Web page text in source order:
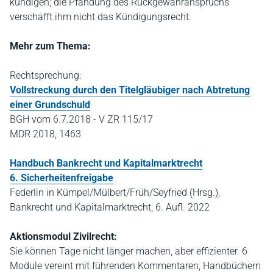
verschafft ihm nicht das Kündigungsrecht.
Mehr zum Thema:
Rechtsprechung:
Vollstreckung durch den Titelgläubiger nach Abtretung
einer Grundschuld
BGH vom 6.7.2018 - V ZR 115/17
MDR 2018, 1463
Handbuch Bankrecht und Kapitalmarktrecht
6. Sicherheitenfreigabe
Federlin in Kümpel/Mülbert/Früh/Seyfried (Hrsg.),
Bankrecht und Kapitalmarktrecht, 6. Aufl. 2022
Aktionsmodul Zivilrecht:
Sie können Tage nicht länger machen, aber effizienter. 6
Module vereint mit führenden Kommentaren, Handbüchern